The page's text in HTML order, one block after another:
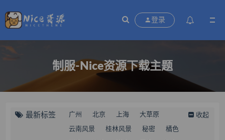
登录
制服-Nice资源下载主题
最新标签 广州 北京 上海 大草原
云南风景 桂林风景 秘密 橘色
收起